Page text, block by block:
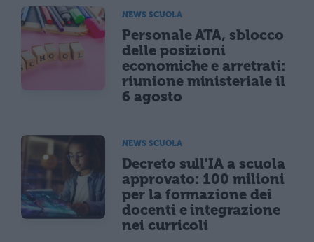
NEWS SCUOLA
Personale ATA, sblocco
delle posizioni
economiche e arretrati:
riunione ministeriale il
6 agosto
NEWS SCUOLA
Decreto sull'IA a scuola
approvato: 100 milioni
per la formazione dei
docenti e integrazione
nei curricoli